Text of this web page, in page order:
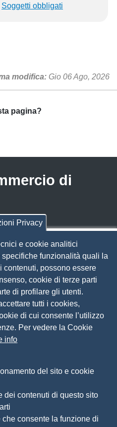
Soggetti obbligati
modifica
Gio 06 Ago, 2026
pagina?
di
Brescia BS
Privacy
e cookie analitici
funzionalità quali la
possono essere
cookie di terze parti
di profilare gli utenti.
tutti i cookies,
di cui consente l’utilizzo
Per vedere la Cookie
info
del sito e cookie
dei contenuti di questo sito
consente la funzione di